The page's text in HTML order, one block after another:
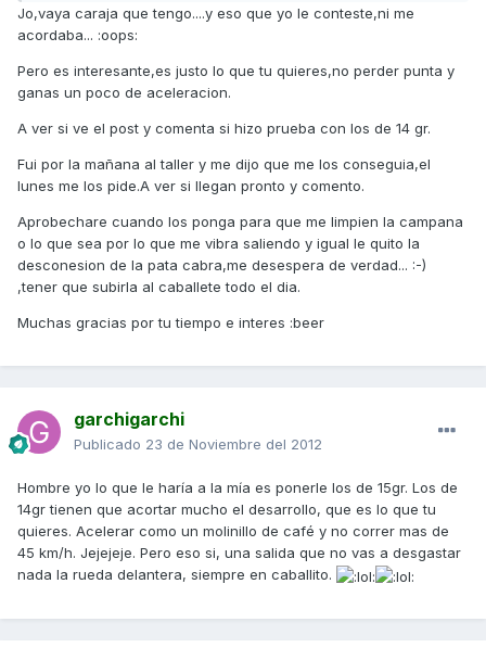
Jo,vaya caraja que tengo....y eso que yo le conteste,ni me
acordaba... :oops:
Pero es interesante,es justo lo que tu quieres,no perder punta y
ganas un poco de aceleracion.
A ver si ve el post y comenta si hizo prueba con los de 14 gr.
Fui por la mañana al taller y me dijo que me los conseguia,el
lunes me los pide.A ver si llegan pronto y comento.
Aprobechare cuando los ponga para que me limpien la campana
o lo que sea por lo que me vibra saliendo y igual le quito la
desconesion de la pata cabra,me desespera de verdad... :-)
,tener que subirla al caballete todo el dia.
Muchas gracias por tu tiempo e interes :beer
garchigarchi
Publicado 23 de Noviembre del 2012
Hombre yo lo que le haría a la mía es ponerle los de 15gr. Los de
14gr tienen que acortar mucho el desarrollo, que es lo que tu
quieres. Acelerar como un molinillo de café y no correr mas de
45 km/h. Jejejeje. Pero eso si, una salida que no vas a desgastar
nada la rueda delantera, siempre en caballito.